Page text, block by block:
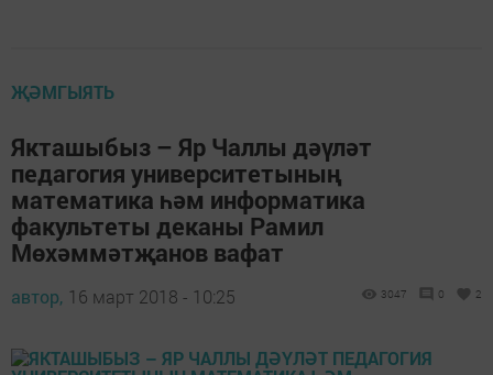
ҖӘМГЫЯТЬ
Якташыбыз – Яр Чаллы дәүләт
педагогия университетының
математика һәм информатика
факультеты деканы Рамил
Мөхәммәтҗанов вафат
автор, 16 март 2018 - 10:25 3047 0 2